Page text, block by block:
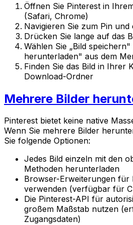
Öffnen Sie Pinterest in
(Safari, Chrome)
Navigieren Sie zum Pin
Drücken Sie lange auf das
Wählen Sie „Bild speichern"
herunterladen" aus dem
Finden Sie das Bild in Ihrer
Download-Ordner
Mehrere Bilder
Pinterest bietet keine native
Wenn Sie mehrere Bilder
Sie folgende Optionen:
Jedes Bild einzeln mit den
Methoden herunterladen
Browser-Erweiterungen für
verwenden (verfügbar für
Die Pinterest-API für
großem Maßstab nutzen
Zugangsdaten)